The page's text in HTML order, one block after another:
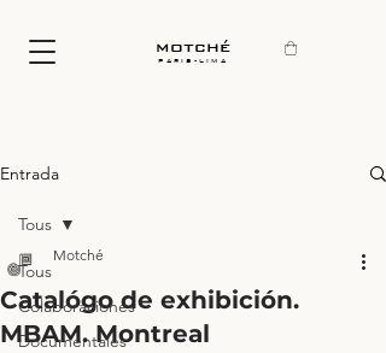
motché
paris-lima
Entrada
Tous
Colaboraciones
Documentales
Tous
Catalógo de exhibición.
MBAM. Montreal
Motché